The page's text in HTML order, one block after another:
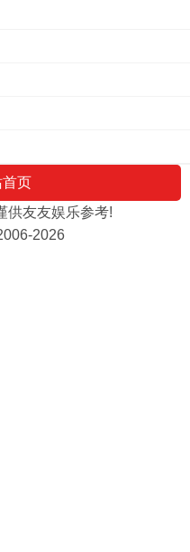
页
供友友娱乐参考!
2026